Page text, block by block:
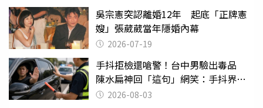
吳宗憲突認離婚12年 起底「正牌憲
嫂」張葳葳當年隱婚內幕
2026-07-19
手抖拒檢還嗆警！台中男驗出毒品
陳水扁神回「這句」網笑：手抖界權
威 2026-08-03